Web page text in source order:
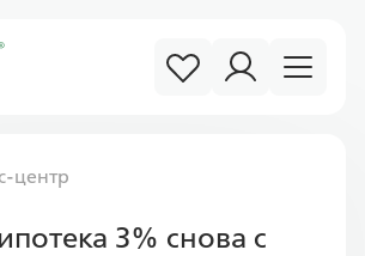
центр
3% снова с